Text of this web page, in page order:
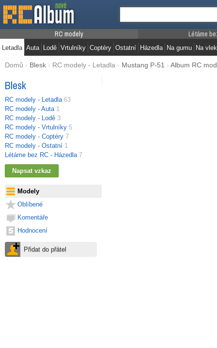
RC modely
Letadla Auta Lodě Vrtulníky Coptéry Ostatní
Létáme
Házedla Na gumu Na vlek
Domů › Blesk › RC modely - Letadla › Mustang P-51 › Album RC
Blesk
RC modely - Letadla 63
RC modely - Auta 1
RC modely - Lodě 3
RC modely - Vrtulníky 5
RC modely - Coptéry 7
RC modely - Ostatní 1
Létáme bez RC - Házedla 7
Modely
Oblíbené
Komentáře
Hodnocení